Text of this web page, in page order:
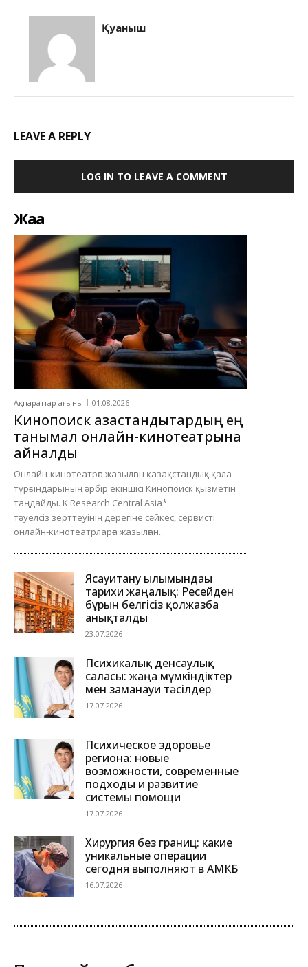
Қуаныш
LEAVE A REPLY
LOG IN TO LEAVE A COMMENT
Жаңа
Ақпараттар ағыны 01.08.2026
Кинопоиск қазақстандықтардың ең
танымал онлайн-кинотеатрына
айналды
Онлайн-кинотеатрға жазылған қазақстандық қала
тұрғындарының әрбір екіншісі Кинопоиск қызметін
таңдайды. K Research Central Asia*
тәуелсіз зерттеуінің дерегіне сәйкес, сервисті
онлайн-кинотеатрларға жазылған...
Ясауитану ғылымындағы
тарихи жаңалық: Ресейден
бұрын белгісіз қолжазба
анықталды
23.07.2026
Психикалық денсаулық
саласы: жаңа мүмкіндіктер
мен заманауи тәсілдер
17.07.2026
Психическое здоровье
региона: новые
возможности, современные
подходы и развитие
системы помощи
17.07.2026
Хирургия без границ: какие
уникальные операции
сегодня выполняют в АМКБ
16.07.2026